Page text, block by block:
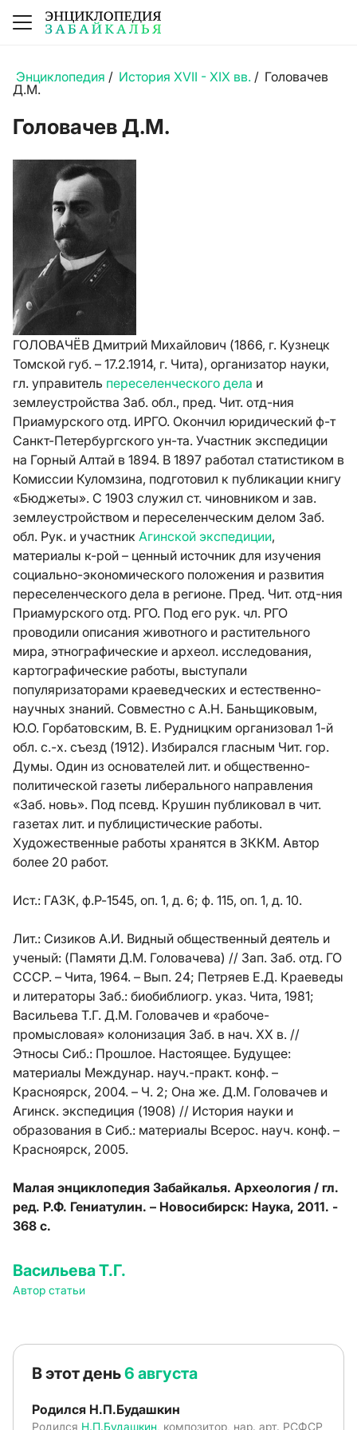
Энциклопедия / История XVII - XIX вв. / Головачев
Д.М.
Головачев Д.М.
ГОЛОВАЧЁВ Дмитрий Михайлович (1866, г. Кузнецк
Томской губ. – 17.2.1914, г. Чита), организатор науки,
гл. управитель переселенческого дела и
землеустройства Заб. обл., пред. Чит. отд-ния
Приамурского отд. ИРГО. Окончил юридический ф-т
Санкт-Петербургского ун-та. Участник экспедиции
на Горный Алтай в 1894. В 1897 работал статистиком в
Комиссии Куломзина, подготовил к публикации книгу
«Бюджеты». С 1903 служил ст. чиновником и зав.
землеустройством и переселенческим делом Заб.
обл. Рук. и участник Агинской экспедиции,
материалы к-рой – ценный источник для изучения
социально-экономического положения и развития
переселенческого дела в регионе. Пред. Чит. отд-ния
Приамурского отд. РГО. Под его рук. чл. РГО
проводили описания животного и растительного
мира, этнографические и археол. исследования,
картографические работы, выступали
популяризаторами краеведческих и естественно-
научных знаний. Совместно с A.Н. Баньщиковым,
Ю.О. Горбатовским, B. Е. Рудницким организовал 1-й
обл. с.-х. съезд (1912). Избирался гласным Чит. гор.
Думы. Один из основателей лит. и общественно-
политической газеты либерального направления
«Заб. новь». Под псевд. Крушин публиковал в чит.
газетах лит. и публицистические работы.
Художественные работы хранятся в ЗККМ. Автор
более 20 работ.
Ист.: ГАЗК, ф.Р-1545, оп. 1, д. 6; ф. 115, оп. 1, д. 10.
Лит.: Сизиков А.И. Видный общественный деятель и
ученый: (Памяти Д.М. Головачева) // Зап. Заб. отд. ГО
СССР. – Чита, 1964. – Вып. 24; Петряев Е.Д. Краеведы
и литераторы Заб.: биобиблиогр. указ. Чита, 1981;
Васильева Т.Г. Д.М. Головачев и «рабоче-
промысловая» колонизация Заб. в нач. ХХ в. //
Этносы Сиб.: Прошлое. Настоящее. Будущее:
материалы Междунар. науч.-практ. конф. –
Красноярск, 2004. – Ч. 2; Она же. Д.М. Головачев и
Агинск. экспедиция (1908) // История науки и
образования в Сиб.: материалы Всерос. науч. конф. –
Красноярск, 2005.
Малая энциклопедия Забайкалья. Археология / гл.
ред. Р.Ф. Гениатулин. – Новосибирск: Наука, 2011. -
368 с.
Васильева Т.Г.
Автор статьи
В этот день6 августа
Родился Н.П.Будашкин
Родился Н.П.Будашкин , композитор, нар. арт. РСФСР